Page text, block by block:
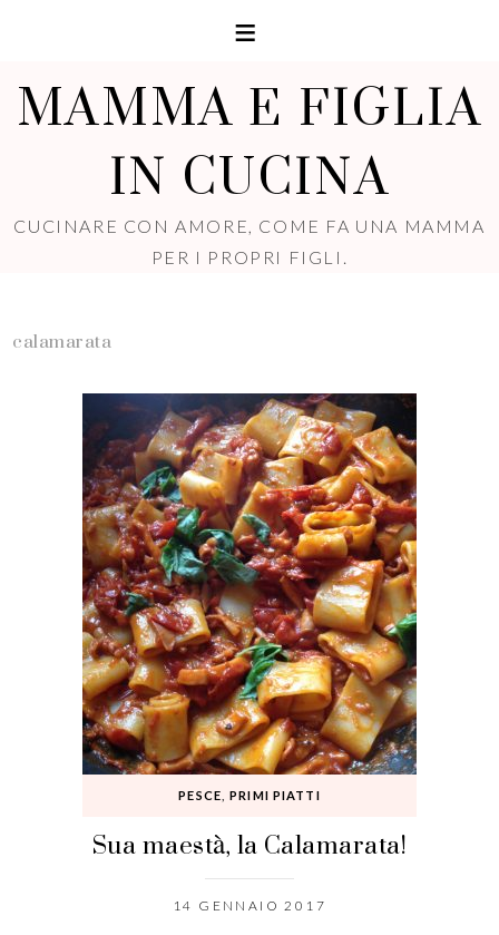
MAMMA E FIGLIA
IN CUCINA
CUCINARE CON AMORE, COME FA UNA MAMMA
PER I PROPRI FIGLI.
calamarata
PESCE ,PRIMI PIATTI
Sua maestà, la Calamarata!
14 GENNAIO 2017